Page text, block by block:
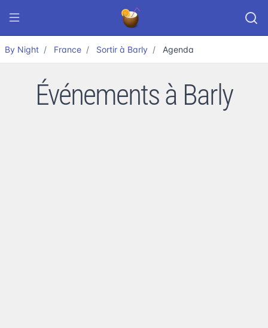
By Night France Sortir à Barly Agenda
Événements à Barly